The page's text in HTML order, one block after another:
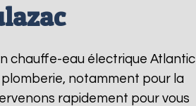
chauffe-eau électrique Atlantic
notamment pour la
rapidement pour vous